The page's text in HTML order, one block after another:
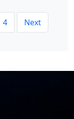
4 Next